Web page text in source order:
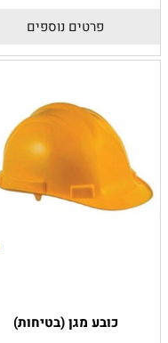
פרטים נוספים
כובע מגן (בטיחות)